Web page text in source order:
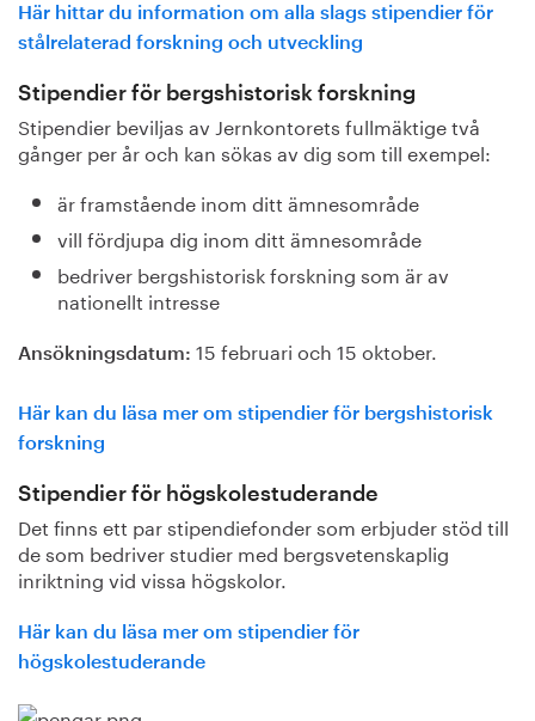
Här hittar du information om alla slags stipendier för
stålrelaterad forskning och utveckling
Stipendier för bergshistorisk forskning
Stipendier beviljas av Jernkontorets fullmäktige två
gånger per år och kan sökas av dig som till exempel:
är framstående inom ditt ämnesområde
vill fördjupa dig inom ditt ämnesområde
bedriver bergshistorisk forskning som är av
nationellt intresse
Ansökningsdatum: 15 februari och 15 oktober.
Här kan du läsa mer om stipendier för bergshistorisk
forskning
Stipendier för högskolestuderande
Det finns ett par stipendiefonder som erbjuder stöd till
de som bedriver studier med bergsvetenskaplig
inriktning vid vissa högskolor.
Här kan du läsa mer om stipendier för
högskolestuderande